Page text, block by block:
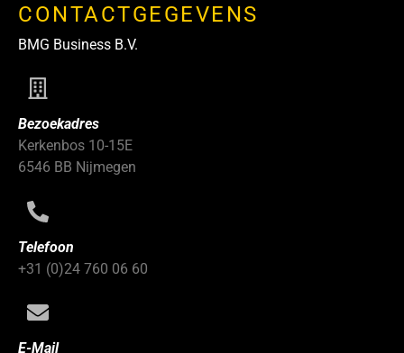
CONTACTGEGEVENS
BMG Business B.V.
Bezoekadres
Kerkenbos 10-15E
6546 BB Nijmegen
Telefoon
+31 (0)24 760 06 60
E-Mail